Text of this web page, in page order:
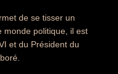
de se tisser un
monde politique, il est
et du Président du